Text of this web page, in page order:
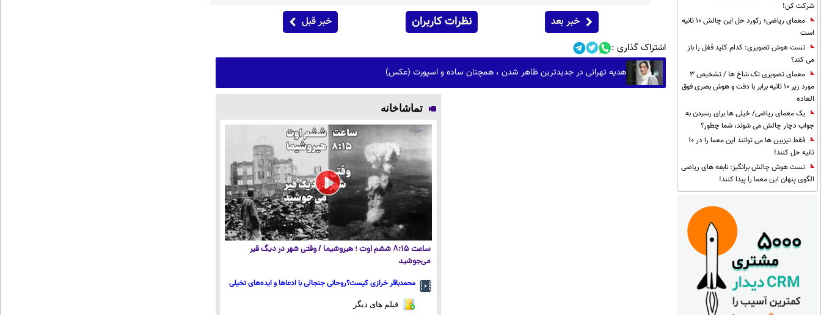
شرکت کن!
معمای ریاضی؛ رکورد حل این چالش 10 ثانیه
است
تست هوش تصویری: کدام کلید قفل را باز
می کند؟
معمای تصویری تک شاخ ها / تشخیص 3
مورد زیر 10 ثانیه برابر با دقت و هوش بصری فوق
العاده
یک معمای ریاضی/ خیلی ها برای رسیدن به
جواب دچار چالش می شوند، شما چطور؟
فقط تیزبین ها می توانند این معما را در 10
ثانیه حل کنند!
تست هوش چالش برانگیز: نابغه های ریاضی
الگوی پنهان این معما را پیدا کنند!
خبر بعد نظرات کاربران خبر قبل
اشتراک گذاری :
هدیه تهرانی در جدیدترین ظاهر شدن ، همچنان ساده و اسپورت (عکس)
تماشاخانه
ساعت ۸:۱۵ ششم اوت ؛ هیروشیما / وقتی شهر در دیگ قیر
می‌جوشید
محمدباقر خرازی کیست؟روحانی جنجالی با ادعاها و ایده‌های تخیلی
فیلم های دیگر